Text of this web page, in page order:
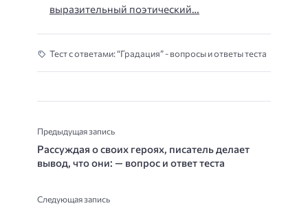
выразительный поэтический…
Тест с ответами: “Градация” - вопросы и ответы теста
Предыдущая запись
Рассуждая о своих героях, писатель делает
вывод, что они: — вопрос и ответ теста
Следующая запись